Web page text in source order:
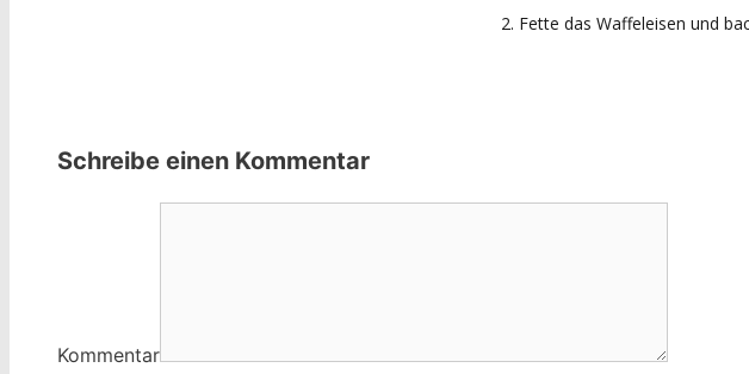
Fette das Waffeleisen und
Schreibe einen Kommentar
Kommentar